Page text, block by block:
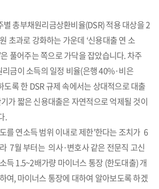
총부채원리금상환비율(DSR) 적용 대상을 2
초과로 강화하는 가운데 ‘신용대출 연 소
풀어주는 쪽으로 가닥을 잡았습니다. 차주
리금이 소득의 일정 비율(은행 40%·비은
록 한 DSR 규제 속에서는 상대적으로 대출
가 짧은 신용대출은 자연적으로 억제될 것이
.
를 연소득 범위 이내로 제한'한다는 조치가 6
7월 부터는 의사·변호사 같은 전문직 고신
득 1.5~2배가량 마이너스 통장 (한도대출) 개
여, 마이너스 통장에 대하여 알아보도록 하겠